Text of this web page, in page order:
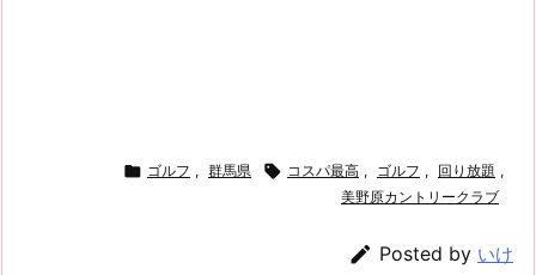
 ゴルフ , 群馬県  コスパ最高 , ゴルフ , 回り放題 ,
美野原カントリークラブ
 Posted by いけ